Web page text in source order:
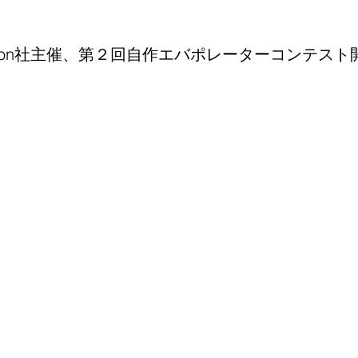
社主催、第２回自作エバポレーターコンテスト